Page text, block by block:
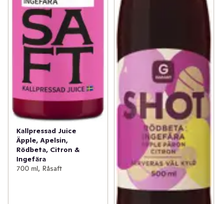
Kallpressad Juice
Äpple, Apelsin,
Rödbeta, Citron &
Ingefära
700 ml, Råsaft